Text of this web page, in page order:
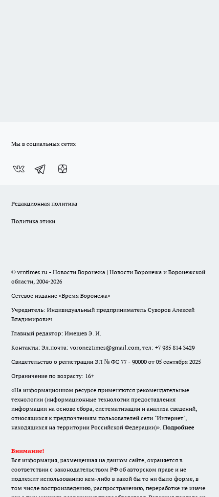
Мы в социальных сетях
Редакционная политика
Политика этики
© vrntimes.ru - Новости Воронежа | Новости Воронежа и Воронежской
области, 2004-2026
Сетевое издание «Время Воронежа»
Учредитель: Индивидуальный предприниматель Суворов Алексей
Владимирович
Главный редактор: Имешев Э. И.
Контакты: Эл.почта: voroneztimes@gmail.com, тел: +7 985 814 3429
Свидетельство о регистрации ЭЛ № ФС 77 - 90000 от 05 сентября 2025
Ограничение по возрасту: 16+
«На информационном ресурсе применяются рекомендательные
технологии (информационные технологии предоставления
информации на основе сбора, систематизации и анализа сведений,
относящихся к предпочтениям пользователей сети "Интернет",
находящихся на территории Российской Федерации)». Подробнее
Внимание!
Вся информация, размещенная на данном сайте, охраняется в
соответствии с законодательством РФ об авторском праве и не
подлежит использованию кем-либо в какой бы то ни было форме, в
том числе воспроизведению, распространению, переработке не иначе